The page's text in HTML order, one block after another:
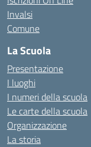
Invalsi
Comune
La Scuola
Presentazione
I luoghi
I numeri della scuola
Le carte della scuola
Organizzazione
La storia